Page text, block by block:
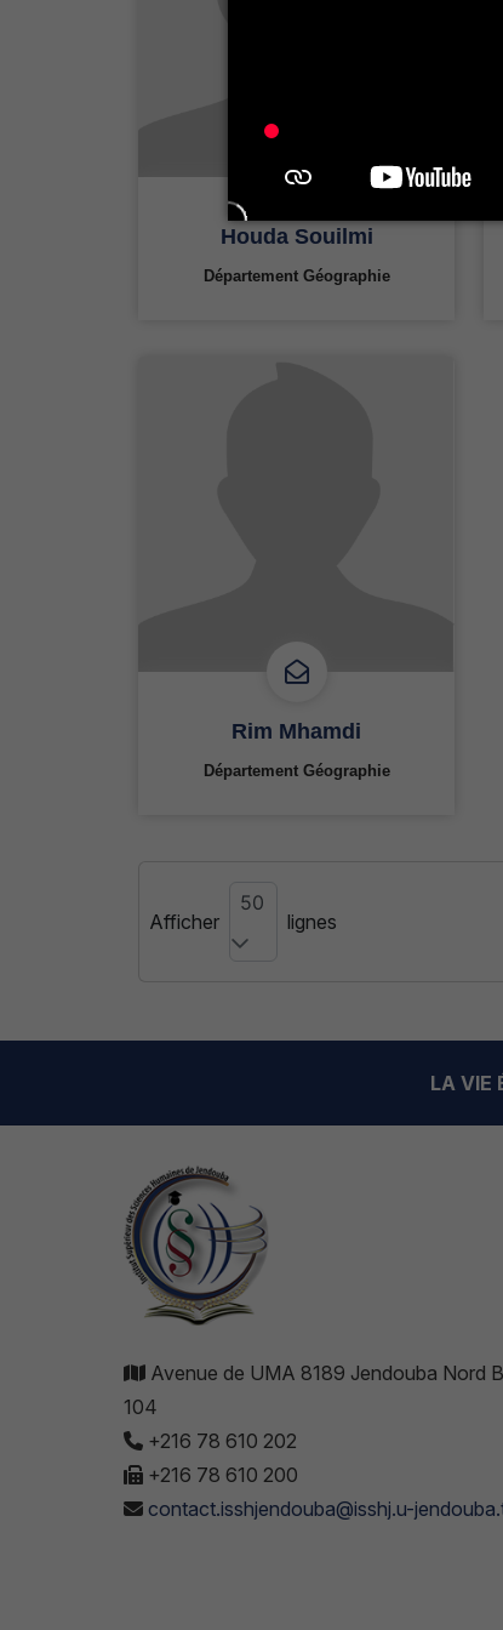
Houda Souilmi
Département Géographie
Rim Mhamdi
Département Géographie
Afficher
50
lignes
LA VIE
Avenue de UMA 8189 Jendouba Nord
104
+216 78 610 202
+216 78 610 200
contact.isshjendouba@isshj.u-